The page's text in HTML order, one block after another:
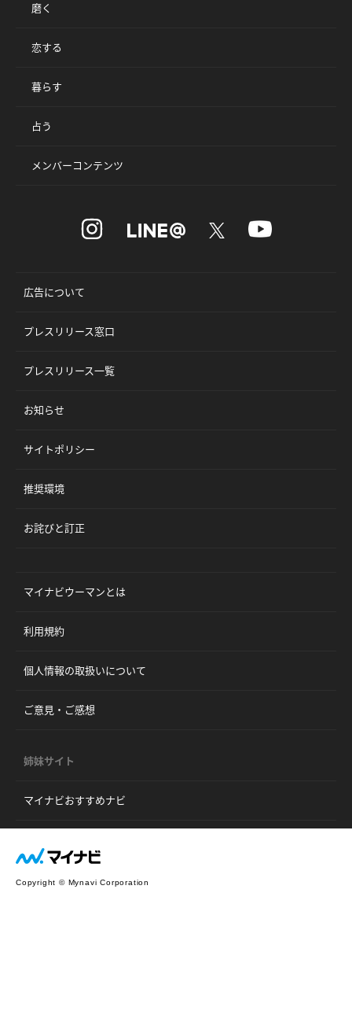
磨く
恋する
暮らす
占う
メンバーコンテンツ
広告について
プレスリリース窓口
プレスリリース一覧
お知らせ
サイトポリシー
推奨環境
お詫びと訂正
マイナビウーマンとは
利用規約
個人情報の取扱いについて
ご意見・ご感想
姉妹サイト
マイナビおすすめナビ
Copyright © Mynavi Corporation